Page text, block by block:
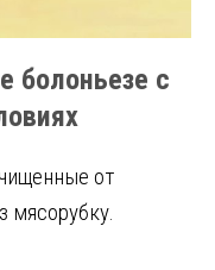
болоньезе с
от
мясорубку.